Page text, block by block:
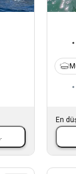
.
En